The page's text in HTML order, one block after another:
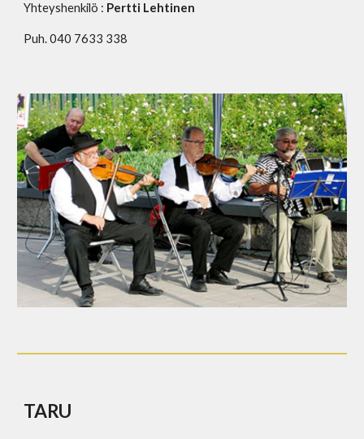
Yhteyshenkilö : Pertti Lehtinen
Puh. 040 7633 338
TARU